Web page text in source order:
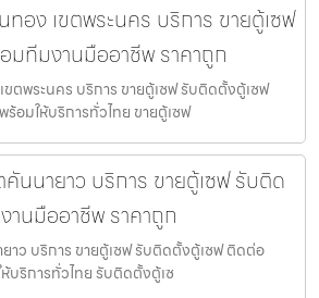
ทอง เขตพระนคร บริการ ขายตู้เซฟ
มทีมงานมืออาชีพ ราคาถูก
ขตพระนคร บริการ ขายตู้เซฟ รับติดตั้งตู้เซฟ
อมให้บริการทั่วไทย ขายตู้เซฟ
นนายาว บริการ ขายตู้เซฟ รับติด
นมืออาชีพ ราคาถูก
าว บริการ ขายตู้เซฟ รับติดตั้งตู้เซฟ ติดต่อ
บริการทั่วไทย รับติดตั้งตู้เซ